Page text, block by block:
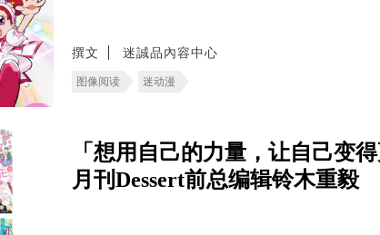
撰文 迷誠品內容中心
图像阅读 迷动漫
「想用自己的力量，让自己变
月刊Dessert前总编辑铃木重毅